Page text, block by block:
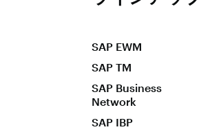
SAP EWM
SAP TM
SAP Business
Network
SAP IBP